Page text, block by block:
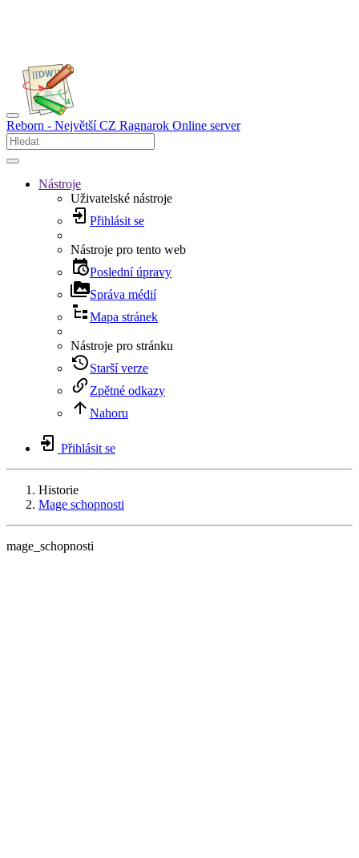
Reborn - Největší CZ Ragnarok Online server
Nástroje
Uživatelské nástroje
Přihlásit se
Nástroje pro tento web
Poslední úpravy
Správa médií
Mapa stránek
Nástroje pro stránku
Starší verze
Zpětné odkazy
Nahoru
Přihlásit se
Historie
Mage schopnosti
mage_schopnosti